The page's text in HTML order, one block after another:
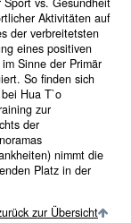
Aktivitäten auf
der verbreitetsten
eines positiven
Sinne der Primär
So finden sich
Hua T`o
zur
der
nimmt die
Platz in der
zur Übersicht